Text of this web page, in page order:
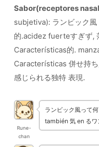
Sabor(receptores
subjetiva): ランビック
的.acidez fuerteすぎず,
Características的.
Características 併せ持
感じられる独特 表現.
Rune-
chan
ランビック風って
también 気 en るワ